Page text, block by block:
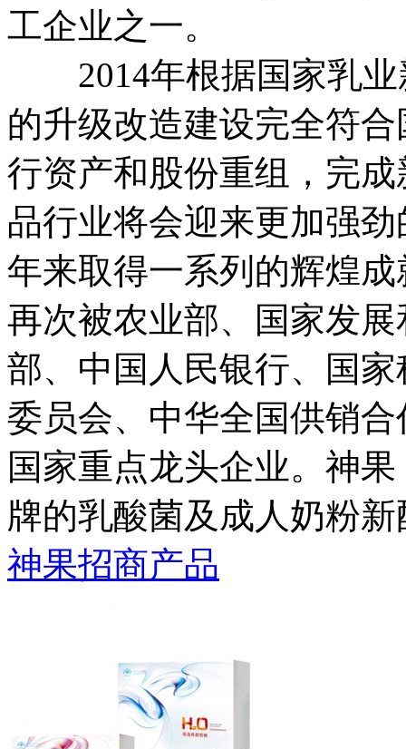
工企业之一。
2014年根据国家乳业
的升级改造建设完全符
行资产和股份重组，完
品行业将会迎来更加强
年来取得一系列的辉煌
再次被农业部、国家发
部、中国人民银行、国
委员会、中华全国供销
国家重点龙头企业。神
牌的乳酸菌及成人奶粉
神果招商产品